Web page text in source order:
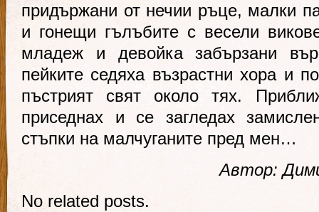
придържани от нечии ръце, малки
и гонещи гълъбите с весели
младеж и девойка забързани
пейките седяха възрастни хора и
пъстрият свят около тях.
приседнах и се загледах
стъпки на малчуганите пред мен…
Автор:
No related posts.